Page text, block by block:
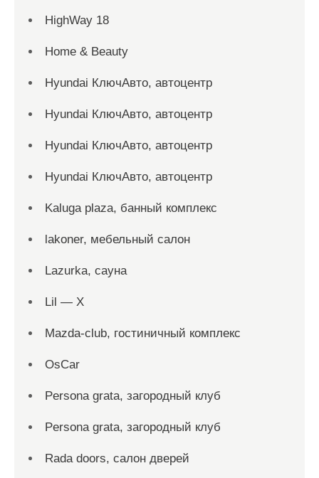
HighWay 18
Home & Beauty
Hyundai КлючАвто, автоцентр
Hyundai КлючАвто, автоцентр
Hyundai КлючАвто, автоцентр
Hyundai КлючАвто, автоцентр
Kaluga plaza, банный комплекс
lakoner, мебельный салон
Lazurka, сауна
Lil — X
Mazda-club, гостиничный комплекс
OsCar
Persona grata, загородный клуб
Persona grata, загородный клуб
Rada doors, салон дверей